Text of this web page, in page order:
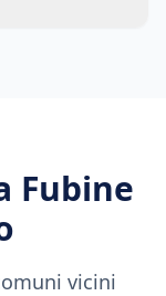
Fubine
vicini